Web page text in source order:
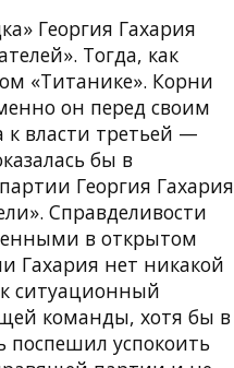
Георгия Гахария
Тогда, как
«Титанике». Корни
он перед своим
власти третьей —
бы в
Георгия Гахария
Справделивости
в открытом
Гахария нет никакой
ситуационный
команды, хотя бы в
поспешил успокоить